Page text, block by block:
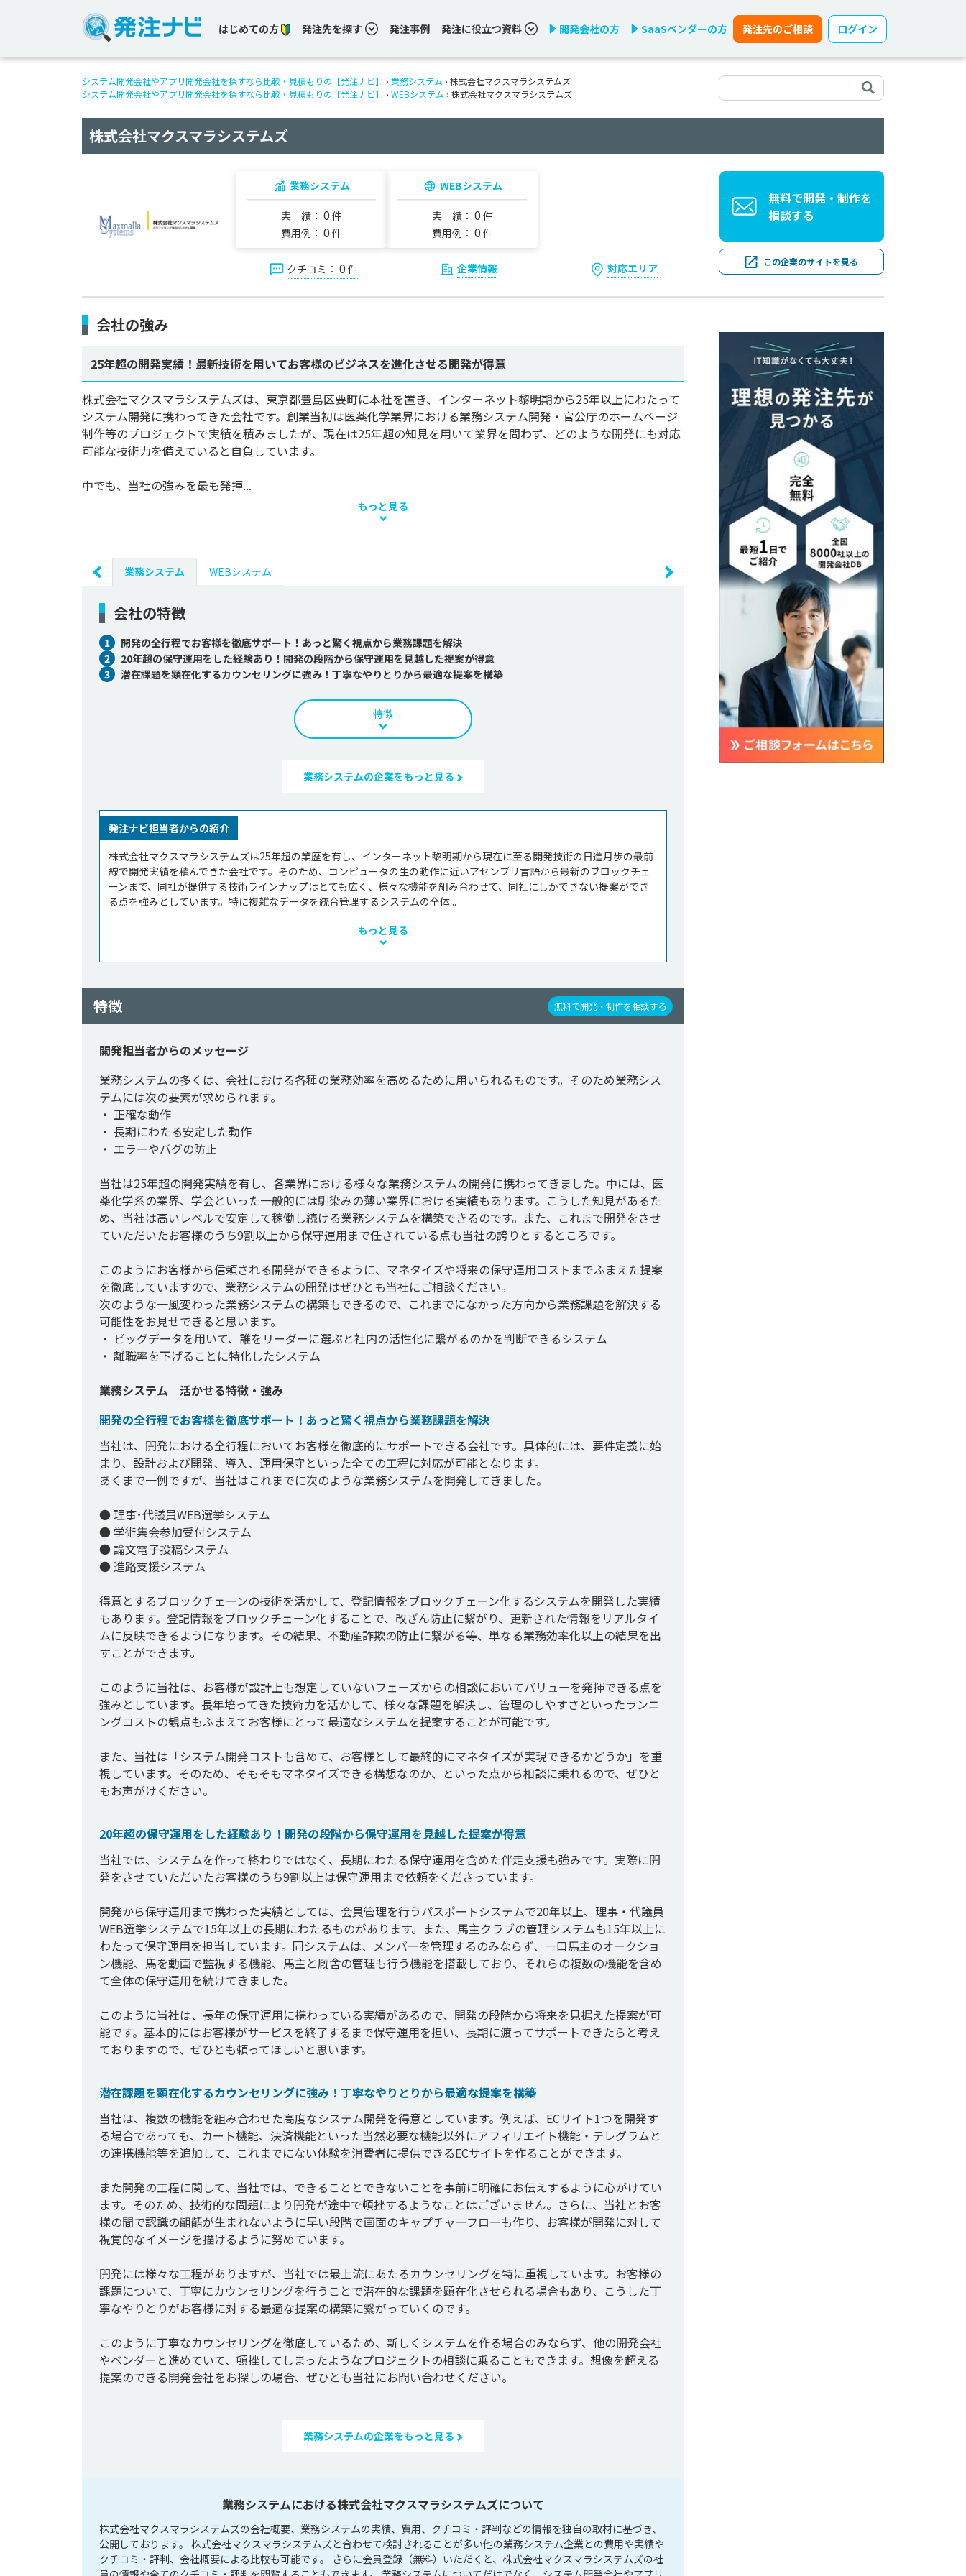
はじめての方 発注先を探す 発注事例 発注に役立つ資料 開発会社の方 SaaSベンダーの方 発注先のご相談 ログイン
システム開発会社やアプリ開発会社を探すなら比較・見積もりの【発注ナビ】 › 業務システム › 株式会社マクスマラシステムズ
システム開発会社やアプリ開発会社を探すなら比較・見積もりの【発注ナビ】
› WEBシステム › 株式会社マクスマラシステムズ
株式会社マクスマラシステムズ
業務システム
実 績： 0 件
費用例： 0 件
WEBシステム
実 績： 0 件
費用例： 0 件
クチコミ： 0 件 企業情報 対応エリア
無料で開発・制作を
相談する
この企業のサイトを見る
会社の強み
25年超の開発実績！最新技術を用いてお客様のビジネスを進化させる開発が得意
株式会社マクスマラシステムズは、東京都豊島区要町に本社を置き、インターネット黎明期から25年以上にわたって
システム開発に携わってきた会社です。創業当初は医薬化学業界における業務システム開発・官公庁のホームページ
制作等のプロジェクトで実績を積みましたが、現在は25年超の知見を用いて業界を問わず、どのような開発にも対応
可能な技術力を備えていると自負しています。
中でも、当社の強みを最も発揮...
もっと見る
業務システム WEBシステム
会社の特徴
1
開発の全行程でお客様を徹底サポート！あっと驚く視点から業務課題を解決
2
20年超の保守運用をした経験あり！開発の段階から保守運用を見越した提案が得意
3
潜在課題を顕在化するカウンセリングに強み！丁寧なやりとりから最適な提案を構築
特徴
業務システムの企業をもっと見る
発注ナビ担当者からの紹介
株式会社マクスマラシステムズは25年超の業歴を有し、インターネット黎明期から現在に至る開発技術の日進月歩の最前
線で開発実績を積んできた会社です。そのため、コンピュータの生の動作に近いアセンブリ言語から最新のブロックチェ
ーンまで、同社が提供する技術ラインナップはとても広く、様々な機能を組み合わせて、同社にしかできない提案ができ
る点を強みとしています。特に複雑なデータを統合管理するシステムの全体...
もっと見る
特徴 無料で開発・制作を相談する
開発担当者からのメッセージ
業務システムの多くは、会社における各種の業務効率を高めるために用いられるものです。そのため業務シス
テムには次の要素が求められます。
・ 正確な動作
・ 長期にわたる安定した動作
・ エラーやバグの防止
当社は25年超の開発実績を有し、各業界における様々な業務システムの開発に携わってきました。中には、医
薬化学系の業界、学会といった一般的には馴染みの薄い業界における実績もあります。こうした知見があるた
め、当社は高いレベルで安定して稼働し続ける業務システムを構築できるのです。また、これまで開発をさせ
ていただいたお客様のうち9割以上から保守運用まで任されている点も当社の誇りとするところです。
このようにお客様から信頼される開発ができるように、マネタイズや将来の保守運用コストまでふまえた提案
を徹底していますので、業務システムの開発はぜひとも当社にご相談ください。
次のような一風変わった業務システムの構築もできるので、これまでになかった方向から業務課題を解決する
可能性をお見せできると思います。
・ ビッグデータを用いて、誰をリーダーに選ぶと社内の活性化に繋がるのかを判断できるシステム
業務システム 活かせる特徴・強み
開発の全行程でお客様を徹底サポート！あっと驚く視点から業務課題を解決
当社は、開発における全行程においてお客様を徹底的にサポートできる会社です。具体的には、要件定義に始
まり、設計および開発、導入、運用保守といった全ての工程に対応が可能となります。
あくまで一例ですが、当社はこれまでに次のような業務システムを開発してきました。
● 理事･代議員WEB選挙システム
● 学術集会参加受付システム
● 論文電子投稿システム
● 進路支援システム
得意とするブロックチェーンの技術を活かして、登記情報をブロックチェーン化するシステムを開発した実績
もあります。登記情報をブロックチェーン化することで、改ざん防止に繋がり、更新された情報をリアルタイ
ムに反映できるようになります。その結果、不動産詐欺の防止に繋がる等、単なる業務効率化以上の結果を出
すことができます。
このように当社は、お客様が設計上も想定していないフェーズからの相談においてバリューを発揮できる点を
強みとしています。長年培ってきた技術力を活かして、様々な課題を解決し、管理のしやすさといったランニ
ングコストの観点もふまえてお客様にとって最適なシステムを提案することが可能です。
また、当社は「システム開発コストも含めて、お客様として最終的にマネタイズが実現できるかどうか」を重
視しています。そのため、そもそもマネタイズできる構想なのか、といった点から相談に乗れるので、ぜひと
20年超の保守運用をした経験あり！開発の段階から保守運用を見越した提案が得意
当社では、システムを作って終わりではなく、長期にわたる保守運用を含めた伴走支援も強みです。実際に開
発をさせていただいたお客様のうち9割以上は保守運用まで依頼をくださっています。
開発から保守運用まで携わった実績としては、会員管理を行うパスポートシステムで20年以上、理事・代議員
WEB選挙システムで15年以上の長期にわたるものがあります。また、馬主クラブの管理システムも15年以上に
わたって保守運用を担当しています。同システムは、メンバーを管理するのみならず、一口馬主のオークショ
ン機能、馬を動画で監視する機能、馬主と厩舎の管理も行う機能を搭載しており、それらの複数の機能を含め
て全体の保守運用を続けてきました。
このように当社は、長年の保守運用に携わっている実績があるので、開発の段階から将来を見据えた提案が可
能です。基本的にはお客様がサービスを終了するまで保守運用を担い、長期に渡ってサポートできたらと考え
潜在課題を顕在化するカウンセリングに強み！丁寧なやりとりから最適な提案を構築
当社は、複数の機能を組み合わせた高度なシステム開発を得意としています。例えば、ECサイト1つを開発す
る場合であっても、カート機能、決済機能といった当然必要な機能以外にアフィリエイト機能・テレグラムと
の連携機能等を追加して、これまでにない体験を消費者に提供できるECサイトを作ることができます。
また開発の工程に関して、当社では、できることとできないことを事前に明確にお伝えするように心がけてい
ます。そのため、技術的な問題により開発が途中で頓挫するようなことはございません。さらに、当社とお客
様の間で認識の齟齬が生まれないように早い段階で画面のキャプチャーフローも作り、お客様が開発に対して
視覚的なイメージを描けるように努めています。
開発には様々な工程がありますが、当社では最上流にあたるカウンセリングを特に重視しています。お客様の
課題について、丁寧にカウンセリングを行うことで潜在的な課題を顕在化させられる場合もあり、こうした丁
寧なやりとりがお客様に対する最適な提案の構築に繋がっていくのです。
このように丁寧なカウンセリングを徹底しているため、新しくシステムを作る場合のみならず、他の開発会社
やベンダーと進めていて、頓挫してしまったようなプロジェクトの相談に乗ることもできます。想像を超える
業務システムの企業をもっと見る
業務システムにおける株式会社マクスマラシステムズについて
株式会社マクスマラシステムズの会社概要、業務システムの実績、費用、クチコミ・評判などの情報を独自の取材に基づき、
公開しております。 株式会社マクスマラシステムズと合わせて検討されることが多い他の業務システム企業との費用や実績や
クチコミ・評判、会社概要による比較も可能です。 さらに会員登録（無料）いただくと、株式会社マクスマラシステムズの社